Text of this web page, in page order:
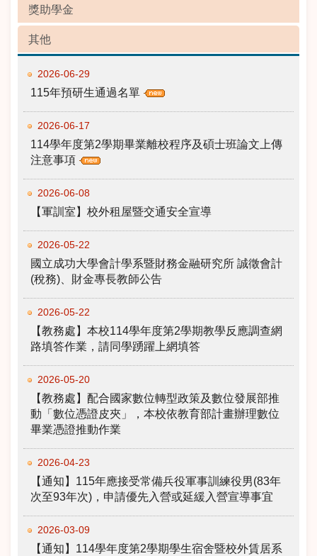
獎助學金
其他
2026-06-29
115年預研生通過名單
2026-06-17
114學年度第2學期畢業離校程序及碩士班論文上傳
注意事項
2026-06-08
【軍訓室】校外租屋暨交通安全宣導
2026-05-22
國立成功大學會計學系暨財務金融研究所 誠徵會計
(稅務)、財金專長教師公告
2026-05-22
【教務處】本校114學年度第2學期教學反應調查網
路填答作業，請同學踴躍上網填答
2026-05-20
【教務處】配合國家數位轉型政策及數位發展部推
動「數位憑證皮夾」，本校依教育部計畫辦理數位
畢業憑證推動作業
2026-04-23
【通知】115年應接受常備兵役軍事訓練役男(83年
次至93年次)，申請優先入營或延緩入營宣導事宜
2026-03-09
【通知】114學年度第2學期學生宿舍暨校外賃居系